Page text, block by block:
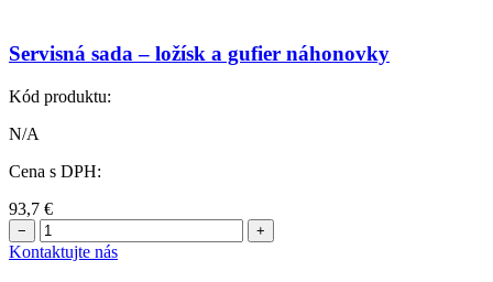
Servisná sada – ložísk a gufier náhonovky
Kód produktu:
N/A
Cena s DPH:
93,7 €
− +
Kontaktujte nás